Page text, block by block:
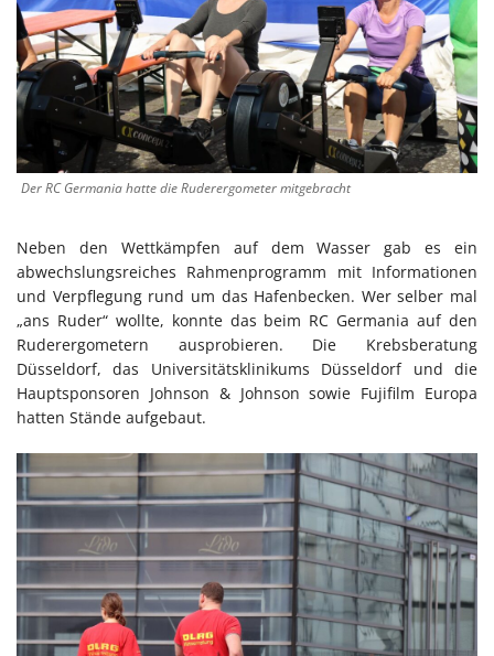
Der RC Germania hatte die Ruderergometer mitgebracht
Neben den Wettkämpfen auf dem Wasser gab es ein
abwechslungsreiches Rahmenprogramm mit Informationen
und Verpflegung rund um das Hafenbecken. Wer selber mal
„ans Ruder“ wollte, konnte das beim RC Germania auf den
Ruderergometern ausprobieren. Die Krebsberatung
Düsseldorf, das Universitätsklinikums Düsseldorf und die
Hauptsponsoren Johnson & Johnson sowie Fujifilm Europa
hatten Stände aufgebaut.